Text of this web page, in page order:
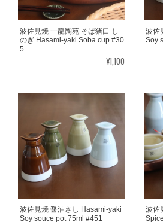
波佐見焼 一龍陶苑 そば猪口 し
のぎ Hasami-yaki Soba cup #30
5
¥1,100
波佐
Soy
波佐見焼 醤油さし Hasami-yaki
Soy souce pot 75ml #451
波佐